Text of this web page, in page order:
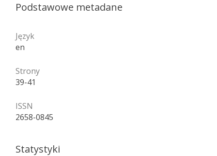
Podstawowe metadane
Język
en
Strony
39-41
ISSN
2658-0845
Statystyki